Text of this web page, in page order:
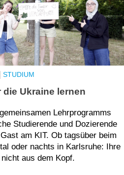
STUDIUM
die Ukraine lernen
Lehrprogramms
Studierende und Dozierende
am KIT. Ob tagsüber beim
oder nachts in Karlsruhe: Ihre
aus dem Kopf.